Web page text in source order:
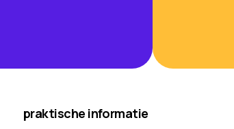
praktische informatie